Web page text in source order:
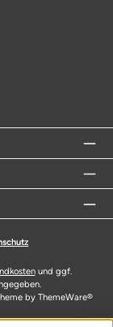
und ggf.
by ThemeWare®